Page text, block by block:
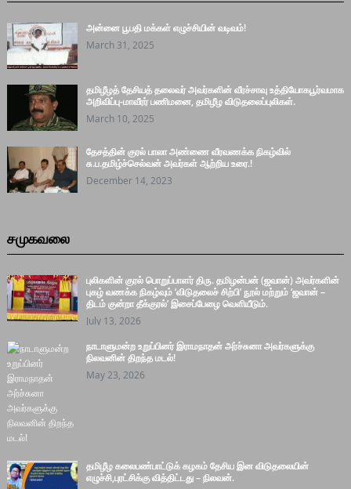
அன்னை பூபதி மக்கள் எழுச்சியின் வடிவம்!
March 31, 2025
தமிழீழத் தேசியத் தலைவர் அவர்களின் வீரச்சாவு உத்தியோகபூர்வமாக
அறிவிப்பு-மாவீரர் பணிமனை, தமிழீழ விடுதலைப்புலிகள்.
March 10, 2025
தேசத்தின் குரல் பாலா அண்ணை வீரவணக்க நிகழ்வில்
சு.ப.தமிழ்ச்செல்வன் அவர்கள் ஆற்றிய உரை.!
December 14, 2023
சமுகவலை
புலிகளின் குரல் பொறுப்பாளர் திரு. தமிழன்பன் (ஜவான்) அவர்களின்
புகழ் வணக்க நிகழ்வும் ‘விடுதலைச் சிற்பி’ நூல் மற்றும் ‘ஜவான் –
திடம் குன்றா தீக்குரல்’ இசைப்பேழை வெளியீடும்.
July 13, 2026
நாடாளுமன்ற உறுப்பினர் இராமநாதன் அர்ச்சுனா அவர்களுக்கு
நிலவனின் திறந்த மடல்!
May 23, 2026
தமிழீழ கலைபண்பாட்டுக் கழகம் தேசிய இன விடுதலையின்
எழுச்சி,புரட்சிக்கு வித்திட்டது – நிலவன்.